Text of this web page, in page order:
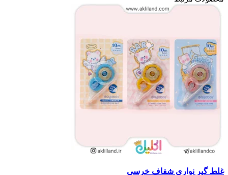
غلط گیر نواری شفاف خرسی